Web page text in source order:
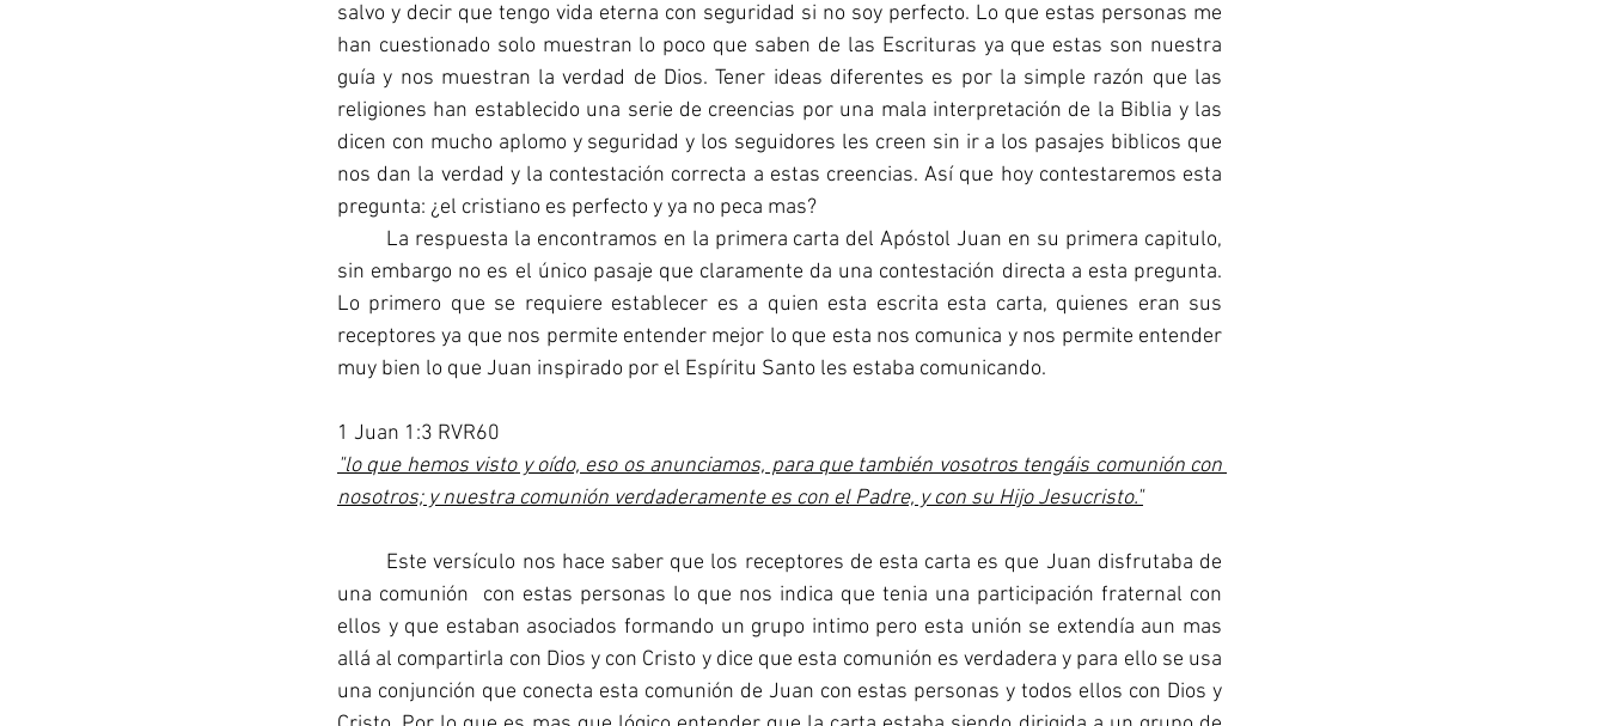
salvo y decir que tengo vida eterna con seguridad si no soy perfecto. Lo que estas personas me
han cuestionado solo muestran lo poco que saben de las Escrituras ya que estas son nuestra
guía y nos muestran la verdad de Dios. Tener ideas diferentes es por la simple razón que las
religiones han establecido una serie de creencias por una mala interpretación de la Biblia y las
dicen con mucho aplomo y seguridad y los seguidores les creen sin ir a los pasajes biblicos que
nos dan la verdad y la contestación correcta a estas creencias. Así que hoy contestaremos esta
pregunta: ¿el cristiano es perfecto y ya no peca mas?
sin embargo no es el único pasaje que claramente da una contestación directa a esta pregunta.
Lo primero que se requiere establecer es a quien esta escrita esta carta, quienes eran sus
receptores ya que nos permite entender mejor lo que esta nos comunica y nos permite entender
muy bien lo que Juan inspirado por el Espíritu Santo les estaba comunicando.
1 Juan 1:3 RVR60
"lo que hemos visto y oído, eso os anunciamos, para que también vosotros tengáis comunión con
nosotros; y nuestra comunión verdaderamente es con el Padre, y con su Hijo Jesucristo."
una comunión  con estas personas lo que nos indica que tenia una participación fraternal con
ellos y que estaban asociados formando un grupo intimo pero esta unión se extendía aun mas
allá al compartirla con Dios y con Cristo y dice que esta comunión es verdadera y para ello se usa
una conjunción que conecta esta comunión de Juan con estas personas y todos ellos con Dios y